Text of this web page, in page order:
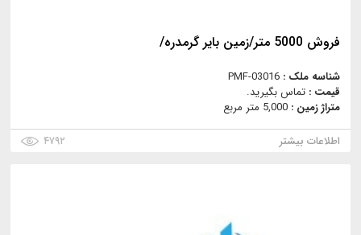
فروش 5000 متر/زمین بایر گرمدره/
شناسه ملک : PMF-03016
قیمت : تماس بگیرید.
متراژ زمین : 5,000 متر مربع
اطلاعات بیشتر
۴۷۹۲